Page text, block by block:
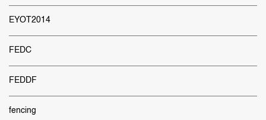
EYOT2014
FEDC
FEDDF
fencing